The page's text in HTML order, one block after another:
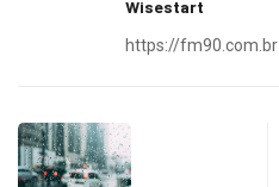
Wisestart
https://fm90.com.br